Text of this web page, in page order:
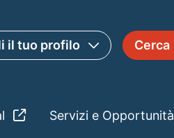
Cerca
il tuo profilo
Servizi e Opportunità